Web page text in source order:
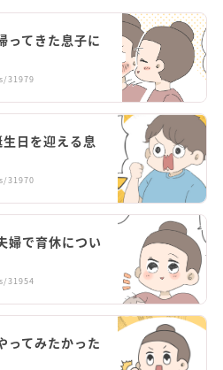
ってきた息子に
31979
日を迎える息
31970
婦で育休につい
31954
ってみたかった